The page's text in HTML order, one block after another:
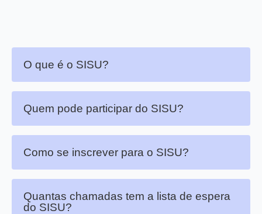
O que é o SISU?
Quem pode participar do SISU?
Como se inscrever para o SISU?
Quantas chamadas tem a lista de espera
do SISU?